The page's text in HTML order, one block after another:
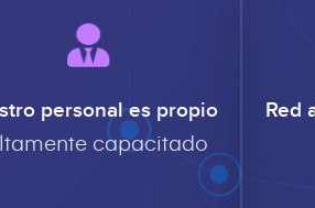
personal es propio
capacitado
Red